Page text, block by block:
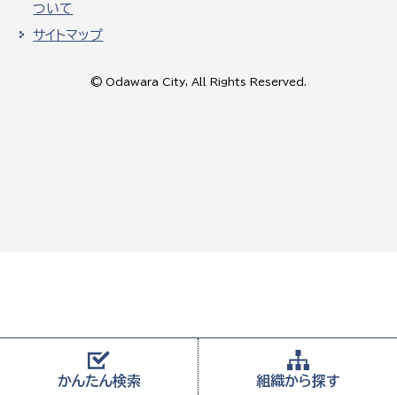
かんたん検索 組織から探す
ついて
サイトマップ
© Odawara City, All Rights Reserved.